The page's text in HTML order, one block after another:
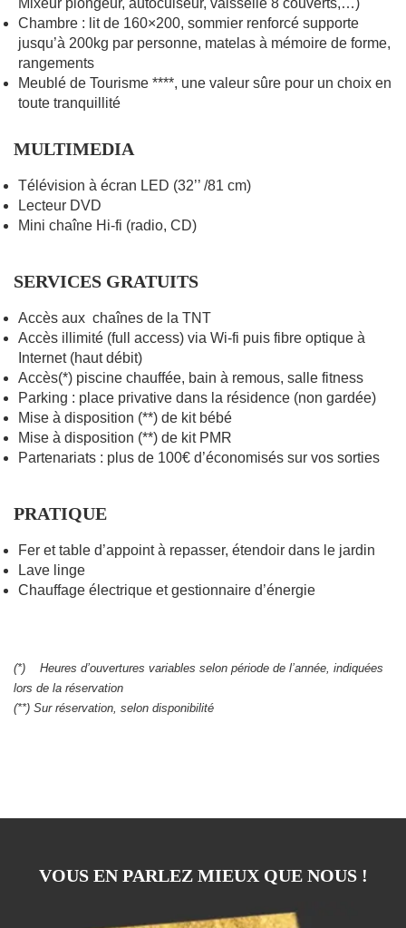
Chambre : lit de 160×200, sommier renforcé supporte
jusqu’à 200kg par personne, matelas à mémoire de forme,
rangements
Meublé de Tourisme ****, une valeur sûre pour un choix en
toute tranquillité
MULTIMEDIA
Télévision à écran LED (32’’ /81 cm)
Lecteur DVD
Mini chaîne Hi-fi (radio, CD)
SERVICES GRATUITS
Accès aux chaînes de la TNT
Accès illimité (full access) via Wi-fi puis fibre optique à
Internet (haut débit)
Accès(*) piscine chauffée, bain à remous, salle fitness
Parking : place privative dans la résidence (non gardée)
Mise à disposition (**) de kit bébé
Mise à disposition (**) de kit PMR
Partenariats : plus de 100€ d’économisés sur vos sorties
PRATIQUE
Fer et table d’appoint à repasser, étendoir dans le jardin
Lave linge
Chauffage électrique et gestionnaire d’énergie
(*) Heures d’ouvertures variables selon période de l’année, indiquées
lors de la réservation
(**) Sur réservation, selon disponibilité
VOUS EN PARLEZ MIEUX QUE NOUS !